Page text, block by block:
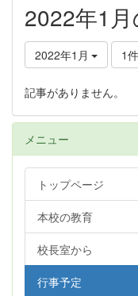
2022年1
2022年1月 1件
記事がありません。
メニュー
トップページ
本校の教育
校長室から
行事予定